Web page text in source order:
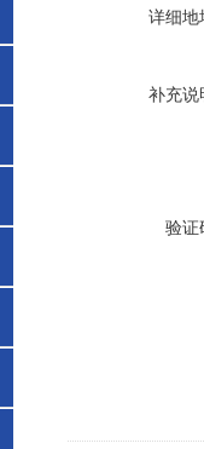
详细地
补充说
验证